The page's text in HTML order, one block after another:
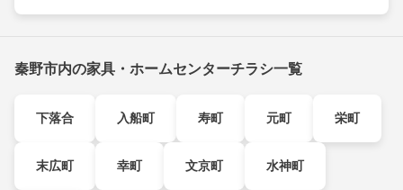
秦野市内の家具・ホームセンターチラシ一覧
下落合 入船町 寿町 元町 栄町
末広町 幸町 文京町 水神町